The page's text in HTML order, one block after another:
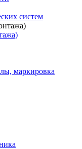
систем
маркировка